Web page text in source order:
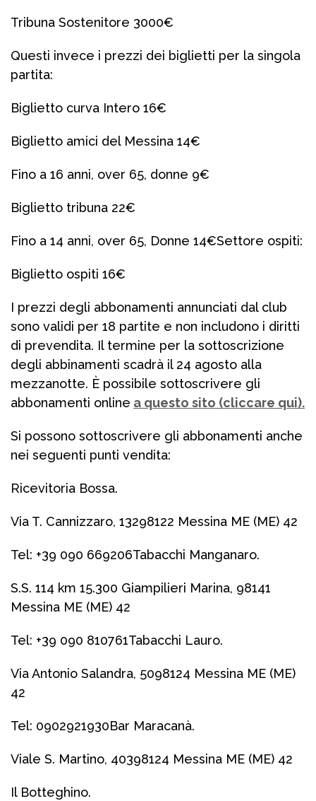
Tribuna Sostenitore 3000€
Questi invece i prezzi dei biglietti per la singola
partita:
Biglietto curva Intero 16€
Biglietto amici del Messina 14€
Fino a 16 anni, over 65, donne 9€
Biglietto tribuna 22€
Fino a 14 anni, over 65, Donne 14€Settore ospiti:
Biglietto ospiti 16€
I prezzi degli abbonamenti annunciati dal club
sono validi per 18 partite e non includono i diritti
di prevendita. Il termine per la sottoscrizione
degli abbinamenti scadrà il 24 agosto alla
mezzanotte. È possibile sottoscrivere gli
abbonamenti online a questo sito (cliccare qui).
Si possono sottoscrivere gli abbonamenti anche
nei seguenti punti vendita:
Ricevitoria Bossa.
Via T. Cannizzaro, 13298122 Messina ME (ME) 42
Tel: +39 090 669206Tabacchi Manganaro.
S.S. 114 km 15.300 Giampilieri Marina, 98141
Messina ME (ME) 42
Tel: +39 090 810761Tabacchi Lauro.
Via Antonio Salandra, 5098124 Messina ME (ME)
42
Tel: 0902921930Bar Maracanà.
Viale S. Martino, 40398124 Messina ME (ME) 42
Il Botteghino.